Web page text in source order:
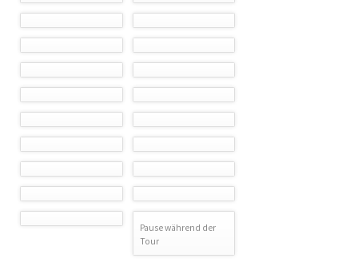
Pause während der
Tour